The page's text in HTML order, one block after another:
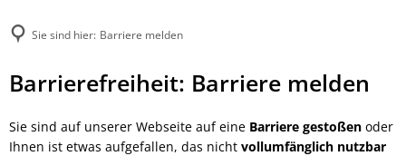
Sie sind hier: Barriere melden
Barriere
melden
Barrierefreiheit: Barriere melden
Sie sind auf unserer Webseite auf eine Barriere gestoßen oder
Ihnen ist etwas aufgefallen, das nicht vollumfänglich nutzbar